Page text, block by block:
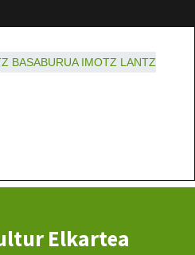
BASABURUA IMOTZ LANTZ
Elkartea